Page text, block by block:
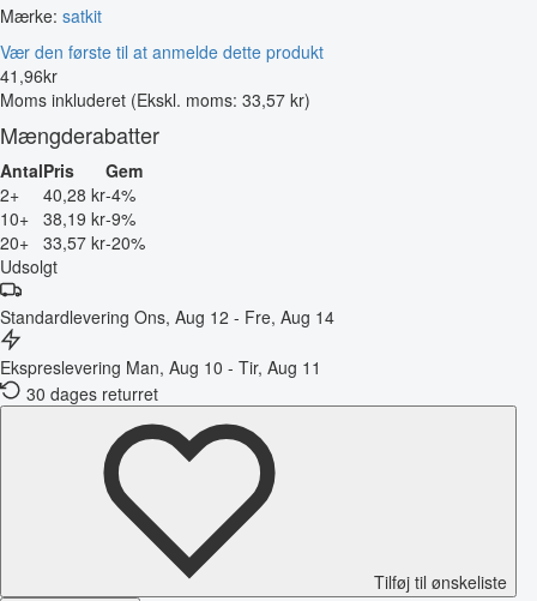
Mærke: satkit
Vær den første til at anmelde dette produkt
41 ,96kr
Moms inkluderet (Ekskl. moms: 33,57 kr)
Mængderabatter
AntalPris
Gem
2+
40,28 kr-4%
10+ 38,19 kr-9%
20+ 33,57 kr-20%
Udsolgt
Standardlevering Ons, Aug 12 - Fre, Aug 14
Ekspreslevering Man, Aug 10 - Tir, Aug 11
30 dages returret
Tilføj til ønskeliste